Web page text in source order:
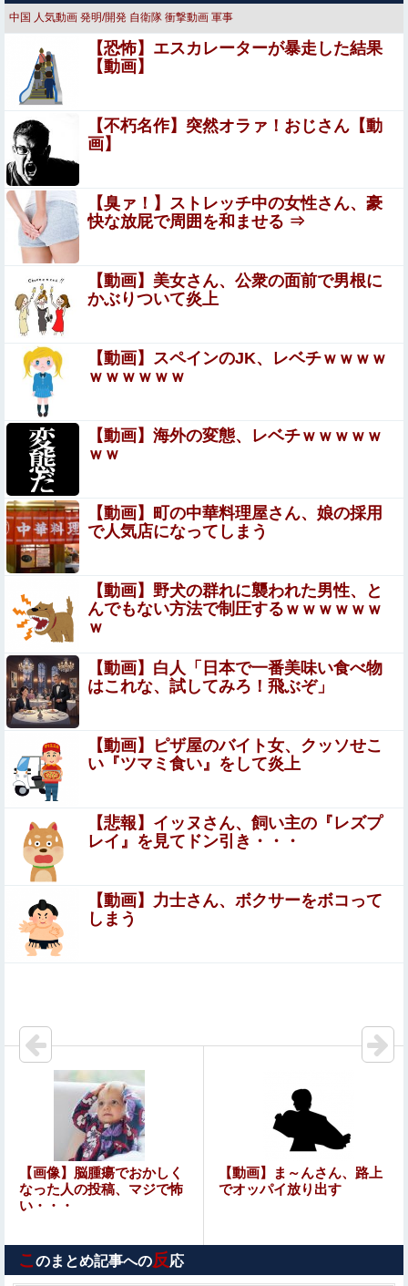
【動画】 美人女優さん、映画でマ○コのビラビラまでめく
らせてしまうｗｗｗｗｗｗ
【呪術廻戦】 簡易領域が実はどういうもんなのか分かって
ないんだが
【艦これ】リアイベコラボって良いよね・・・
【朗報画像】めっちゃ痴漢に狙われそうなJKさん、痴
漢を逮捕ｗｗｗｗｗｗｗｗｗｗｗｗｗｗ
(；´ん`)「うちの兄貴、戒名を最安でお願いしたら三文字だ
ったわ」
【動画】ジャンポケ斉藤さん、懲役7年の求刑受けたあと
のTikTokライブ配信がヤバすぎると話題に
wwwwwwwwwwwwwwwwwwww
【二次】 銀髪女子しか勝たんｗｗ可愛すぎる画像まとめ
【閲覧注意】フットサルの試合中に顔面が2つに
割れて死亡した選手の動画、凄すぎる
【悲報】ショートスリーパー堀大輔さん、「寝た方がい
い」などと誹謗中傷され配信中に泣き出してしまう
【悲報】彫り師さん、ぶちまける「タトゥー入れてるヤツ
全員バカです」「すごい民度低いです」「一言目でバカだ
なってわかります全員」
【ハメ撮り】この小学生のママ（35歳）なら土下座してで
もヤリたい
【画像】美容師「…手は尽くしました」陰キャ女子「…
彼氏の家に遊びに行ったら彼母が大皿から唐揚げを素手で
つまんでひとくちかじり、残りを大皿へ戻した。私目が
点。ありえないと彼氏に言ったら彼氏激おこ
エロ漫画『性転換アプリの正しい使い方』をrawやhitomi
を使わずに無料で読む方法│もげたま
まんさん「女性の膣は男性器を挿入するものではありませ
【衝撃動画】トラック事故で車がミンチになった男性、と
んでもない姿で発見される…怖すぎる…
【悲報】若手有望騎手（20）が素行不良で師匠の調教
師を激怒させてしまい引退に追い込まれそう
よだももに連絡して髪型を決めてもらうあやめんとれんた
ん、『透けブラ』を実装してしまうwwwwww
【画像】美容師「…手は尽くしました」陰キャ女子「…
ｯ！！」→結果をご覧くださいw w w w w w w w
【卓球】張本美和、日本開催のチャンピオンズ初制覇「こ
れ以上の幸せはない」 決勝で昨年女王の中国選手に4-2
ＷＴＴチャンピオンズ横浜
【画像】 ビキニギャルさん、とんでもない日焼け跡を見せ
てしまうｗｗｗ
嫁(35)「不妊治療のために仕事辞める」俺「家で何する
中国 人気動画 発明/開発 自衛隊 衝撃動画 軍事
【恐怖】エスカレーターが暴走した結果
【動画】
【不朽名作】突然オラァ！おじさん【動
画】
【臭ァ！】ストレッチ中の女性さん、豪
快な放屁で周囲を和ませる ⇒
【動画】美女さん、公衆の面前で男根に
かぶりついて炎上
【動画】スペインのJK、レベチｗｗｗｗ
ｗｗｗｗｗｗ
【動画】海外の変態、レベチｗｗｗｗｗ
ｗｗ
【動画】町の中華料理屋さん、娘の採用
で人気店になってしまう
【動画】野犬の群れに襲われた男性、と
んでもない方法で制圧するｗｗｗｗｗｗ
ｗ
【動画】白人「日本で一番美味い食べ物
はこれな、試してみろ！飛ぶぞ」
【動画】ピザ屋のバイト女、クッソせこ
い『ツマミ食い』をして炎上
【悲報】イッヌさん、飼い主の『レズプ
レイ』を見てドン引き・・・
【動画】力士さん、ボクサーをボコって
しまう
【画像】脳腫瘍でおかしく
なった人の投稿、マジで怖
い・・・
【動画】ま～んさん、路上
でオッパイ放り出す
このまとめ記事への反応